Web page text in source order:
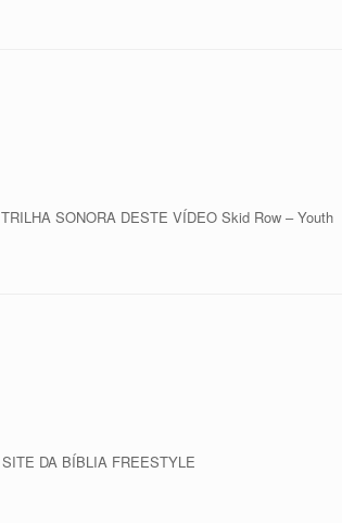
SONORA DESTE VÍDEO Skid Row – Youth
DA BÍBLIA FREESTYLE